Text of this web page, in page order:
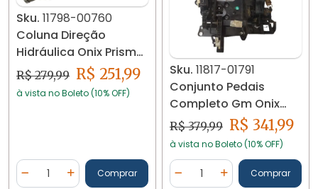
Sku. 11798-00760
Coluna Direção
Hidráulica Onix Prisma
1.4 52048466 11798
R$ 279,99 R$ 251,99
à vista no Boleto (10% OFF)
Diminuir Quantidade
Quantidade
Adicionar Quantidade
Comprar
Sku. 11817-01791
Conjunto Pedais
Completo Gm Onix
Cobalt 1.4 11817
R$ 379,99 R$ 341,99
à vista no Boleto (10% OFF)
Diminuir Quantidade
Quantidade
AdicionarComprar